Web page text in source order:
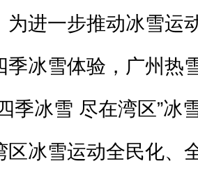
一步推动冰雪运动
季冰雪体验，广州热
季冰雪 尽在湾区”冰
区冰雪运动全民化、